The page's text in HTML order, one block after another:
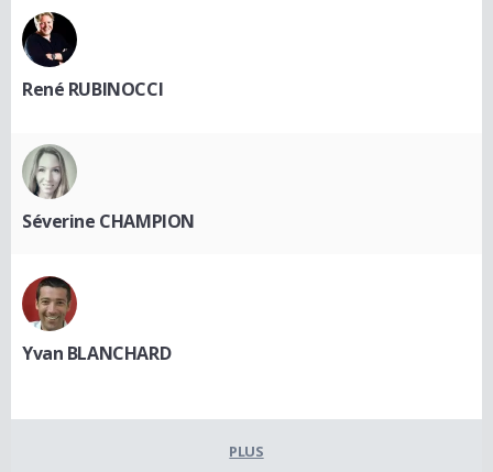
René RUBINOCCI
Séverine CHAMPION
Yvan BLANCHARD
PLUS